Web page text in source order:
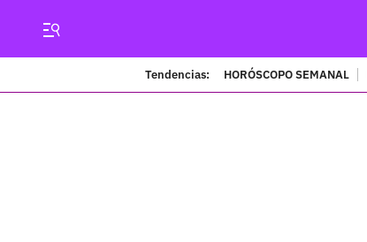
Tendencias: HORÓSCOPO SEMANAL